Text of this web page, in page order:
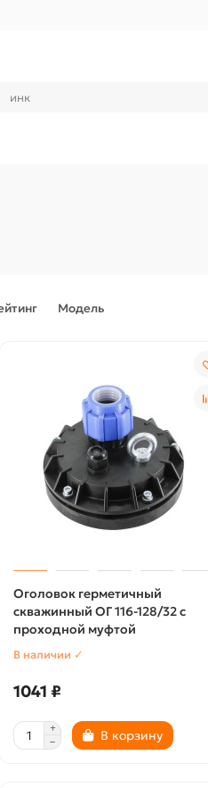
Модель
Оголовок герметичный
скважинный ОГ 116-128/32 с
проходной муфтой
В наличии ✓
1041 ₽
В корзину